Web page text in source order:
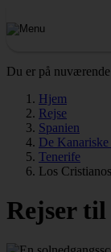
Du er på
Hjem
Rejse
Spanien
De
Tenerife
Los Cristianos
Rejser